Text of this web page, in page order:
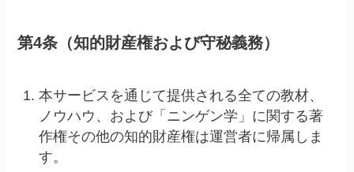
第4条（知的財産権および守秘義務）
本サービスを通じて提供される全ての教材、
ノウハウ、および「ニンゲン学」に関する著
作権その他の知的財産権は運営者に帰属しま
す。